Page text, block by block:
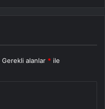
Gerekli alanlar * ile